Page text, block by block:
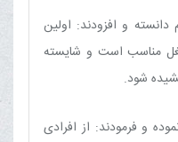
و افزودند: اولین
مناسب است و شایسته
شود.
و فرمودند: از افرادی